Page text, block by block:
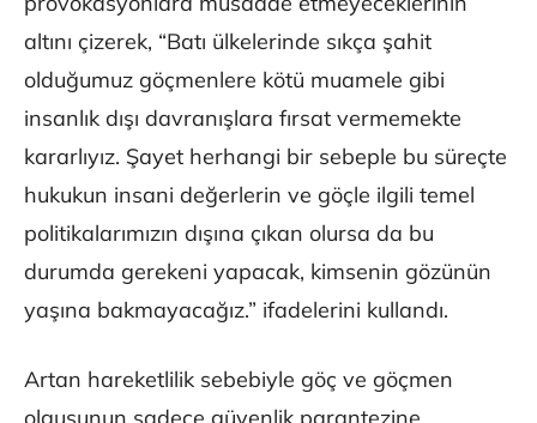
altını çizerek, “Batı ülkelerinde sıkça şahit
olduğumuz göçmenlere kötü muamele gibi
insanlık dışı davranışlara fırsat vermemekte
kararlıyız. Şayet herhangi bir sebeple bu süreçte
hukukun insani değerlerin ve göçle ilgili temel
politikalarımızın dışına çıkan olursa da bu
durumda gerekeni yapacak, kimsenin gözünün
yaşına bakmayacağız.” ifadelerini kullandı.
Artan hareketlilik sebebiyle göç ve göçmen